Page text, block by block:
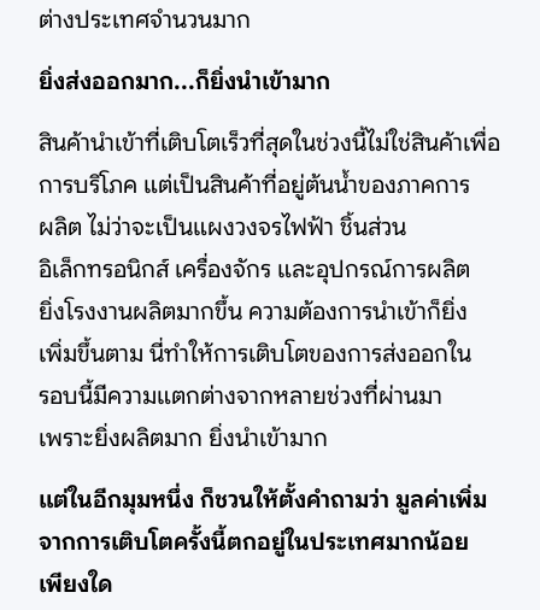
ต่างประเทศจำนวนมาก
ยิ่งส่งออกมาก...ก็ยิ่งนำเข้ามาก
สินค้านำเข้าที่เติบโตเร็วที่สุดในช่วงนี้ไม่ใช่สินค้าเพื่อ
การบริโภค แต่เป็นสินค้าที่อยู่ต้นน้ำของภาคการ
ผลิต ไม่ว่าจะเป็นแผงวงจรไฟฟ้า ชิ้นส่วน
อิเล็กทรอนิกส์ เครื่องจักร และอุปกรณ์การผลิต
ยิ่งโรงงานผลิตมากขึ้น ความต้องการนำเข้าก็ยิ่ง
เพิ่มขึ้นตาม นี่ทำให้การเติบโตของการส่งออกใน
รอบนี้มีความแตกต่างจากหลายช่วงที่ผ่านมา
เพราะยิ่งผลิตมาก ยิ่งนำเข้ามาก
แต่ในอีกมุมหนึ่ง ก็ชวนให้ตั้งคำถามว่า มูลค่าเพิ่ม
จากการเติบโตครั้งนี้ตกอยู่ในประเทศมากน้อย
เพียงใด